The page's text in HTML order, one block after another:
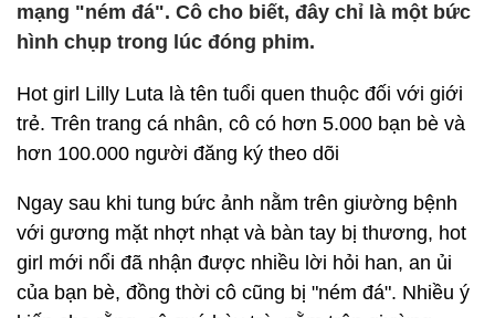
mạng "ném đá". Cô cho biết, đây chỉ là một bức
hình chụp trong lúc đóng phim.
Hot girl Lilly Luta là tên tuổi quen thuộc đối với giới
trẻ. Trên trang cá nhân, cô có hơn 5.000 bạn bè và
hơn 100.000 người đăng ký theo dõi
Ngay sau khi tung bức ảnh nằm trên giường bệnh
với gương mặt nhợt nhạt và bàn tay bị thương, hot
girl mới nổi đã nhận được nhiều lời hỏi han, an ủi
của bạn bè, đồng thời cô cũng bị "ném đá". Nhiều ý